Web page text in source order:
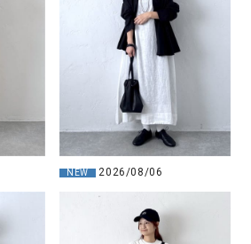
NEW 2026/08/06